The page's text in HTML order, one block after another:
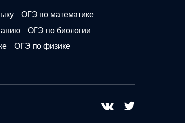
ОГЭ по математике
ОГЭ по биологии
ОГЭ по физике